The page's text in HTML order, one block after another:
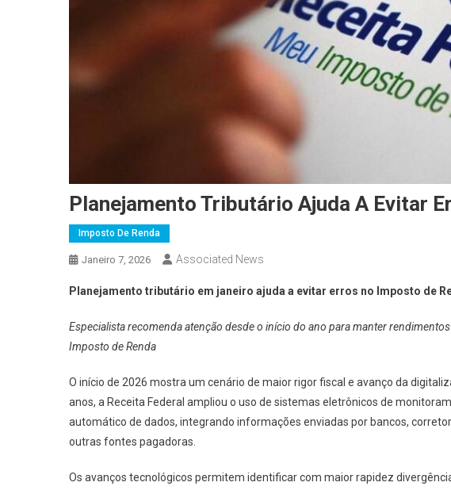
Planejamento Tributário Ajuda A Evitar
Imposto De Renda
Janeiro 7, 2026 Associated News
Planejamento tributário em janeiro ajuda a evitar erros no Imposto de
Especialista recomenda atenção desde o início do ano para manter
Imposto de Renda
O início de 2026 mostra um cenário de maior rigor fiscal e avanço da
anos, a Receita Federal ampliou o uso de sistemas eletrônicos de
automático de dados, integrando informações enviadas por bancos,
outras fontes pagadoras.
Os avanços tecnológicos permitem identificar com maior rapidez